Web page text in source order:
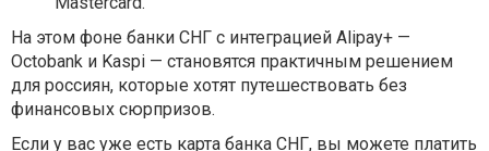
На этом фоне банки СНГ с интеграцией Alipay+ —
Octobank и Kaspi — становятся практичным решением
для россиян, которые хотят путешествовать без
финансовых сюрпризов.
Если у вас уже есть карта банка СНГ, вы можете платить